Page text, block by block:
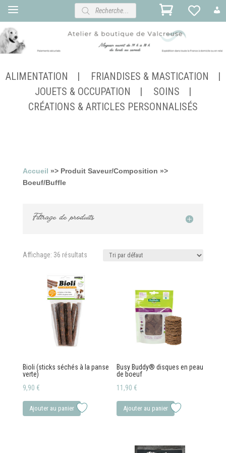
Recherche
produits
ALIMENTATION
FRIANDISES & MASTICATION
JOUETS & OCCUPATION
SOINS
CRÉATIONS & ARTICLES PERSONNALISÉS
Accueil »> Produit Saveur/Composition »>
Boeuf/Buffle
Filtrage de produits
Affichage: 36 résultats
Bioli (sticks séchés à la panse
verte)
9,90 €
Ajouter au panier
Busy Buddy® disques en peau
de boeuf
11,90 €
Ajouter au panier